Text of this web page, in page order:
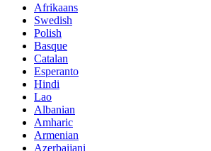
Afrikaans
Swedish
Polish
Basque
Catalan
Esperanto
Hindi
Lao
Albanian
Amharic
Armenian
Azerbaijani